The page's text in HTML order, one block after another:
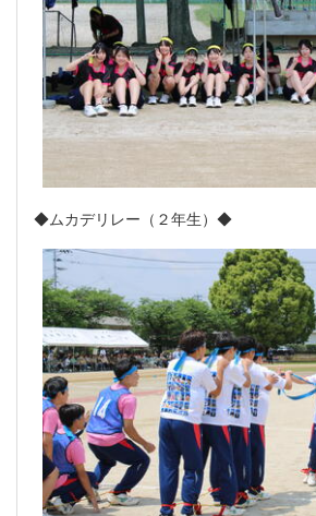
◆ムカデリレー（２年生）◆